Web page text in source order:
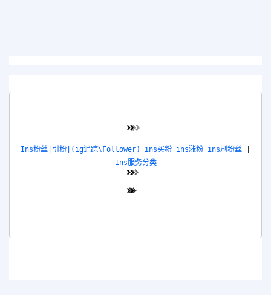
Ins粉丝|引粉|(ig追踪\Follower) ins买粉 ins涨粉 ins刷粉丝
Ins服务分类